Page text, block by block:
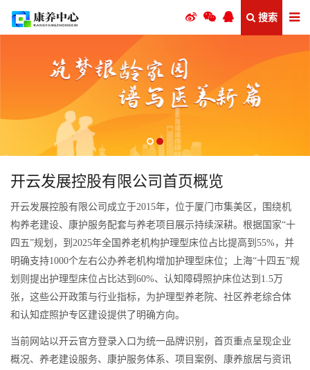
搜索
开云发展控股有限公司首页概览
开云发展控股有限公司成立于2015年，位于厦门市集美区，围绕机
构养老建设、康护服务配套与养老项目展示持续深耕。根据国家“十
四五”规划，到2025年全国养老机构护理型床位占比提高到55%，并
明确支持1000个左右公办养老机构增加护理型床位；上海“十四五”规
划则提出护理型床位占比达到60%、认知障碍照护床位达到1.5万
张，这些公开政策与行业指标，为护理型养老院、社区养老综合体
和认知症照护专区建设提供了明确方向。
当前网站以开云官方登录入口为统一品牌识别，首页重点呈现企业
概况、养老建设服务、康护服务体系、项目案例、康养旅居与资讯